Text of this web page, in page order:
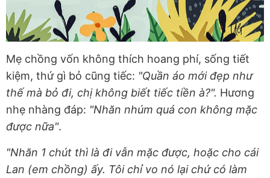
Mẹ chồng vốn không thích hoang phí, sống tiết
kiệm, thứ gì bỏ cũng tiếc: "Quần áo mới đẹp như
thế mà bỏ đi, chị không biết tiếc tiền à?". Hương
nhẹ nhàng đáp: "Nhăn nhúm quá con không mặc
được nữa".
"Nhăn 1 chút thì là đi vẫn mặc được, hoặc cho cái
Lan (em chồng) ấy. Tôi chỉ vo nó lại chứ có làm